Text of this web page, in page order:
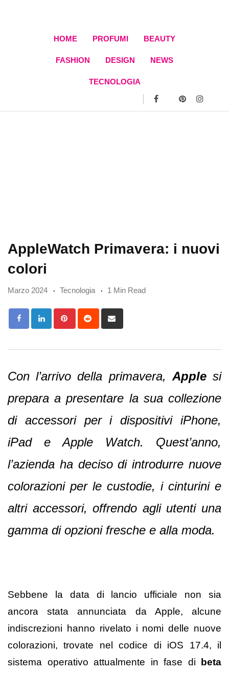
HOME PROFUMI BEAUTY
FASHION DESIGN NEWS
TECNOLOGIA
AppleWatch Primavera: i nuovi
colori
Marzo 2024 Tecnologia 1 Min Read
PinterestReddit
via
Con l’arrivo della primavera, Applesi
prepara a presentare la sua collezione
di accessori per i dispositivi iPhone,
iPad e Apple Watch. Quest’anno,
l’azienda ha deciso di introdurre nuove
colorazioni per le custodie, i cinturini e
altri accessori, offrendo agli utenti una
gamma di opzioni fresche e alla moda.
Sebbene la data di lancio ufficiale non sia
ancora stata annunciata da Apple, alcune
indiscrezioni hanno rivelato i nomi delle nuove
colorazioni, trovate nel codice di iOS 17.4, il
sistema operativo attualmente in fase di
beta